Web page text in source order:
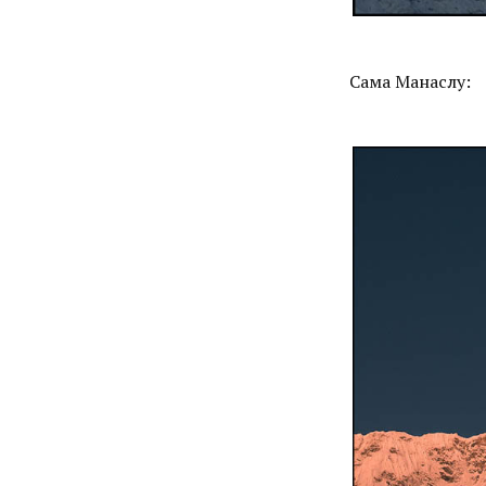
Сама Манаслу: